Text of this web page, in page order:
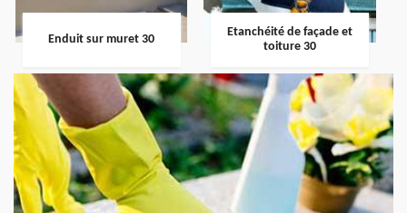
Enduit sur muret 30
Etanchéité de façade et
toiture 30